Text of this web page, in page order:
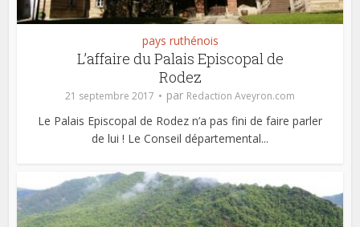
pays ruthénois
L’affaire du Palais Episcopal de
Rodez
21 septembre 2017 par Redaction Aveyron.com
Le Palais Episcopal de Rodez n’a pas fini de faire parler
de lui ! Le Conseil départemental...